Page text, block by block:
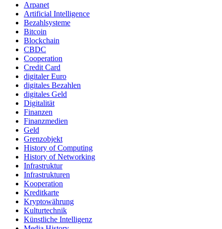
Arpanet
Artificial Intelligence
Bezahlsysteme
Bitcoin
Blockchain
CBDC
Cooperation
Credit Card
digitaler Euro
digitales Bezahlen
digitales Geld
Digitalität
Finanzen
Finanzmedien
Geld
Grenzobjekt
History of Computing
History of Networking
Infrastruktur
Infrastrukturen
Kooperation
Kreditkarte
Kryptowährung
Kulturtechnik
Künstliche Intelligenz